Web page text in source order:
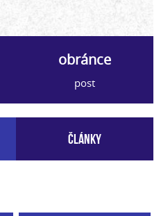
obránce
post
Články